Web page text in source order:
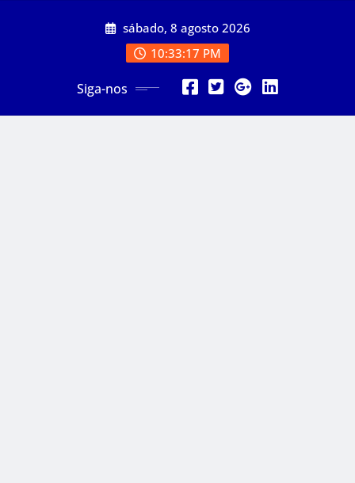
sábado, 8 agosto 2026
10:33:18 PM
Siga-nos